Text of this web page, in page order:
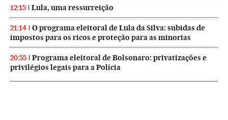
12:15 Lula, uma ressurreição
21:14
O programa eleitoral de Lula da Silva: subidas de
impostos para os ricos e proteção para as minorias
20:55
Programa eleitoral de Bolsonaro: privatizações e
privilégios legais para a Polícia